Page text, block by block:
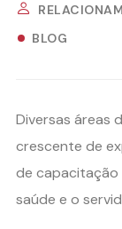
BLOG
Diversas áreas
crescente de
de capacitação
saúde e o